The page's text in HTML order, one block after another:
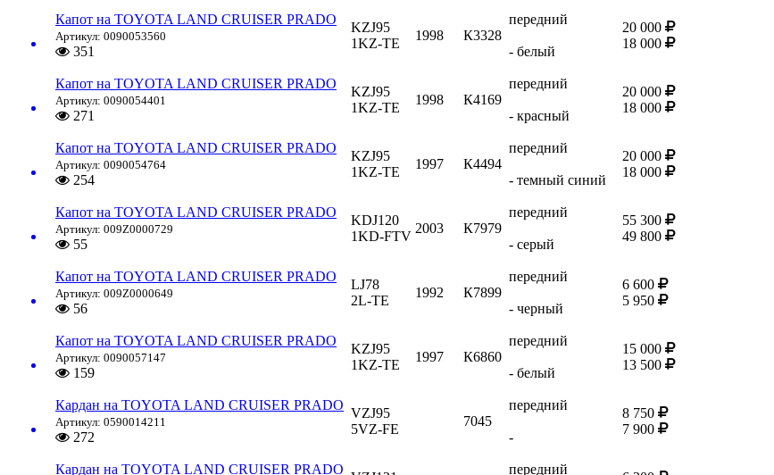
Капот на TOYOTA LAND CRUISER PRADO
Артикул: 0090053560
351
KZJ95
1KZ-TE
1998 К3328
передний
- белый
20 000
18 000
Капот на TOYOTA LAND CRUISER PRADO
Артикул: 0090054401
271
KZJ95
1KZ-TE
1998 К4169
передний
- красный
20 000
18 000
Капот на TOYOTA LAND CRUISER PRADO
Артикул: 0090054764
254
KZJ95
1KZ-TE
1997 К4494
передний
- темный синий
20 000
18 000
Капот на TOYOTA LAND CRUISER PRADO
Артикул: 009Z0000729
55
KDJ120
1KD-FTV
2003 К7979
передний
- серый
55 300
49 800
Капот на TOYOTA LAND CRUISER PRADO
Артикул: 009Z0000649
56
LJ78
2L-TE
1992 К7899
передний
- черный
6 600
5 950
Капот на TOYOTA LAND CRUISER PRADO
Артикул: 0090057147
159
KZJ95
1KZ-TE
1997 К6860
передний
- белый
15 000
13 500
Кардан на TOYOTA LAND CRUISER PRADO
Артикул: 0590014211
272
VZJ95
5VZ-FE
7045
передний
-
8 750
7 900
Кардан на TOYOTA LAND CRUISER PRADO передний